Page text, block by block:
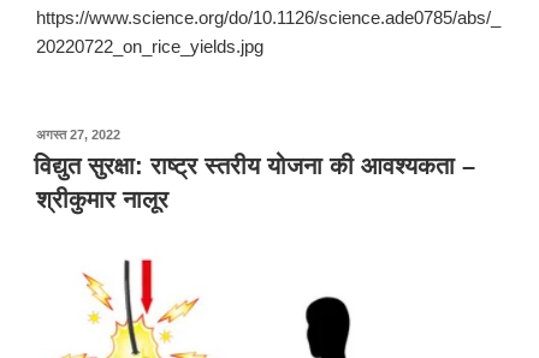
https://www.science.org/do/10.1126/science.ade0785/abs/_
20220722_on_rice_yields.jpg
अगस्त 27, 2022पर
प्रकाशित
किया
गया
विद्युत सुरक्षा: राष्ट्र स्तरीय योजना की आवश्यकता –
श्रीकुमार नालूर